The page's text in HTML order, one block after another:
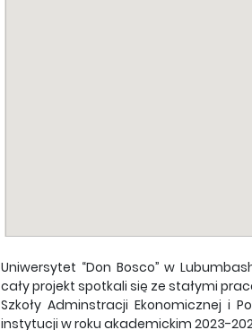
Uniwersytet “Don Bosco” w
cały projekt spotkali się ze stałymi
Szkoły Adminstracji Ekonomicznej i
instytucji w roku akademickim 2023-